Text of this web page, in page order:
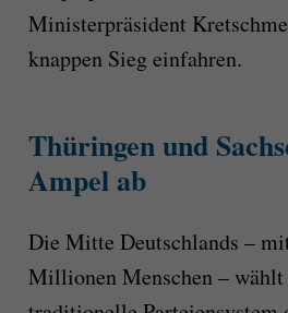
Ministerpräsident
knappen Sieg einfahren.
Thüringen und
Ampel ab
Die Mitte Deutschlands –
Millionen Menschen – wählt